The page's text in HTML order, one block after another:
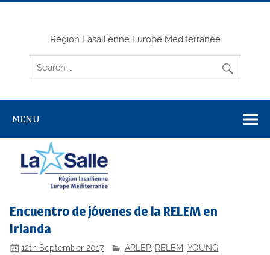
Skip
Région Lasallienne Europe Méditerranée
MENU
Encuentro de jóvenes de la RELEM en
Irlanda
12th September 2017 ARLEP, RELEM ,YOUNG